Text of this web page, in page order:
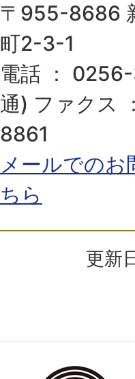
〒955-8686
町2-3-1
電話 ：
通) ファクス
8861
メールでの
ちら
更新